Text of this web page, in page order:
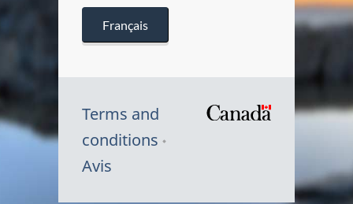
Français
Terms and
conditions
Avis